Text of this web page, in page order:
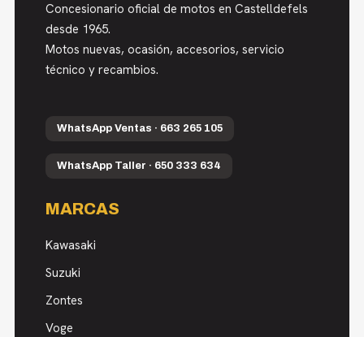
Concesionario oficial de motos en Castelldefels
desde 1965.
Motos nuevas, ocasión, accesorios, servicio
técnico y recambios.
WhatsApp Ventas · 663 265 105
WhatsApp Taller · 650 333 634
MARCAS
Kawasaki
Suzuki
Zontes
Voge